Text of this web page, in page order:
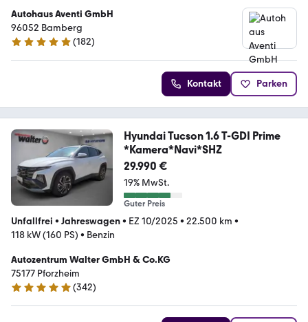
Autohaus Aventi GmbH
96052 Bamberg
4.8 Sterne
(182)
Kontakt Parken
Hyundai Tucson 1.6 T-GDI Prime
*Kamera*Navi*SHZ
29.990 €
19% MwSt.
Guter Preis
Unfallfrei • Jahreswagen• EZ 10/2025 • 22.500 km •
118 kW (160 PS) • Benzin
Autozentrum Walter GmbH & Co.KG
75177 Pforzheim
4.8 Sterne
(342)